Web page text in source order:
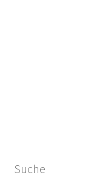
Suche